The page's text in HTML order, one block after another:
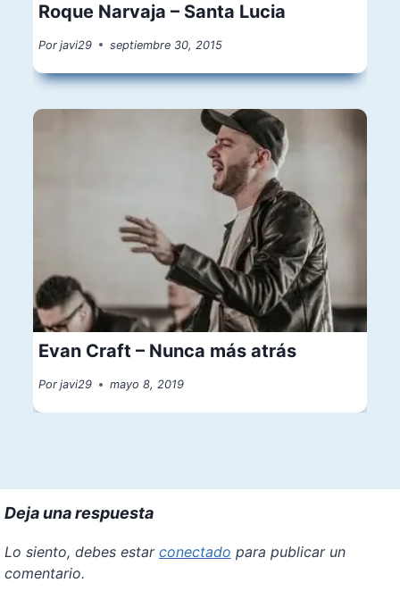
Roque Narvaja – Santa Lucia
Por javi29 septiembre 30, 2015
Evan Craft – Nunca más atrás
Por javi29 mayo 8, 2019
Deja una respuesta
Lo siento, debes estar conectado para publicar un
comentario.